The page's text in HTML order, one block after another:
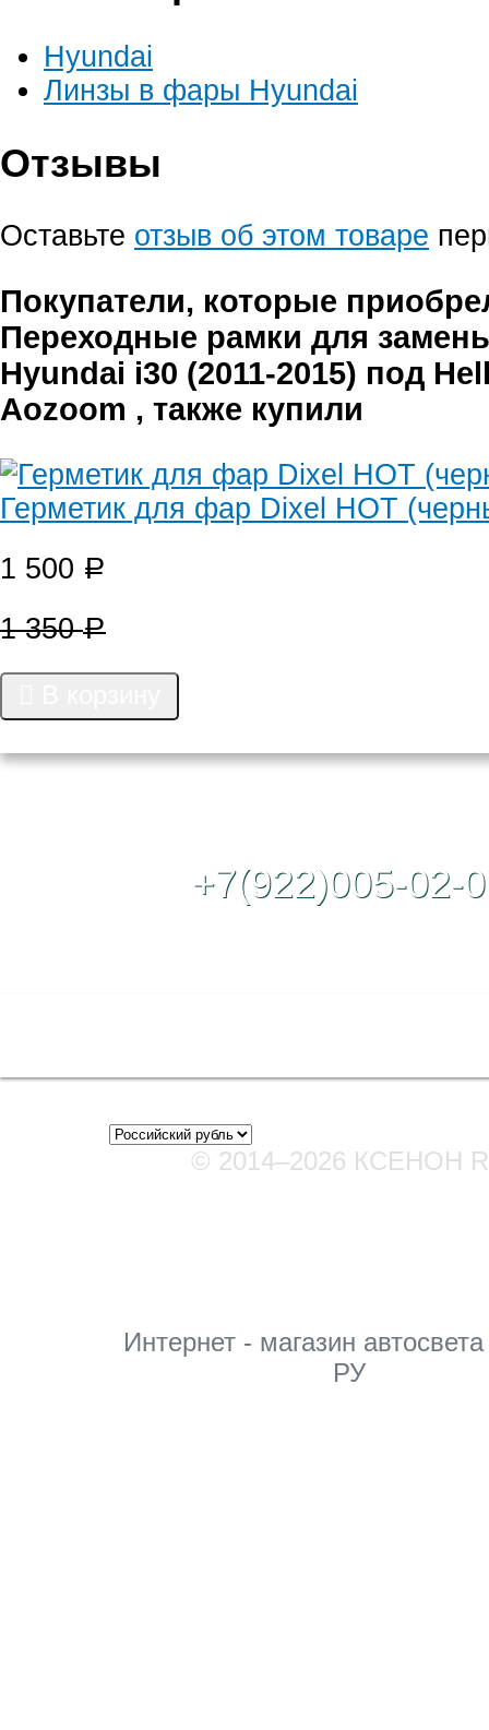
Hyundai
Линзы в фары Hyundai
Отзывы
Оставьте отзыв об этом товаре
Покупатели, которые
Переходные рамки для
Hyundai i30 (2011-2015) под
Aozoom , также купили
Герметик для фар Dixel HOT
1 500 Р
1 350Р
+7(922)005-02-
© 2014–2026 КСЕНОН
Интернет - магазин
РУ